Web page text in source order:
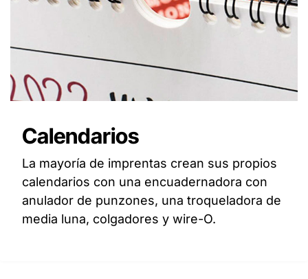
Calendarios
La mayoría de imprentas crean sus propios
calendarios con una encuadernadora con
anulador de punzones, una troqueladora de
media luna, colgadores y wire-O.